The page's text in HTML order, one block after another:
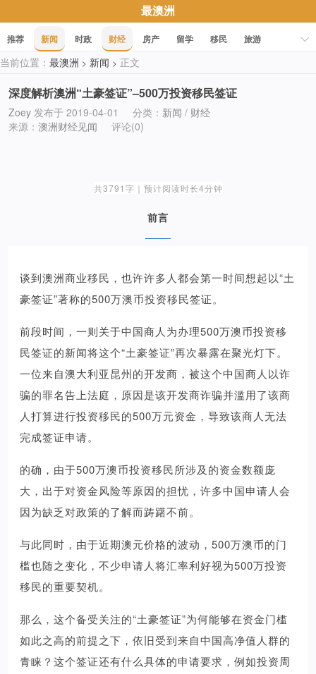
最澳洲
推荐 新闻 时政 财经 房产 留学 移民
旅游
科技
职场 美食 文化
当前位置： 最澳洲 > 新闻 > 正文
深度解析澳洲“土豪签证”–500万投资移民签证
Zoey 发布于 2019-04-01 分类： 新闻 / 财经
来源： 澳洲财经见闻 评论(0)
共3791字｜预计阅读时长4分钟
前言
谈到澳洲商业移民，也许许多人都会第一时间想起以“土
豪签证”著称的500万澳币投资移民签证。
前段时间，一则关于中国商人为办理500万澳币投资移
民签证的新闻将这个“土豪签证”再次暴露在聚光灯下。
一位来自澳大利亚昆州的开发商，被这个中国商人以诈
骗的罪名告上法庭，原因是该开发商诈骗并滥用了该商
人打算进行投资移民的500万元资金，导致该商人无法
完成签证申请。
的确，由于500万澳币投资移民所涉及的资金数额庞
大，出于对资金风险等原因的担忧，许多中国申请人会
因为缺乏对政策的了解而踌躇不前。
与此同时，由于近期澳元价格的波动，500万澳币的门
槛也随之变化，不少申请人将汇率利好视为500万投资
移民的重要契机。
那么，这个备受关注的“土豪签证”为何能够在资金门槛
如此之高的前提之下，依旧受到来自中国高净值人群的
青睐？这个签证还有什么具体的申请要求，例如投资周